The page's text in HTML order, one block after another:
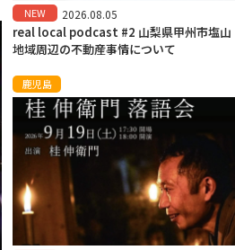
NEW 2026.08.05
real local podcast #2 山梨県甲州市塩山
地域周辺の不動産事情について
鹿児島